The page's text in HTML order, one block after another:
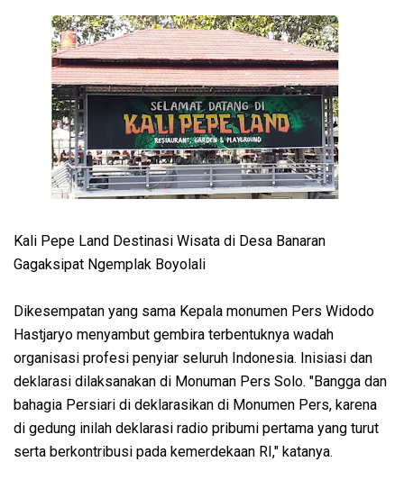
Kali Pepe Land Destinasi Wisata di Desa Banaran
Gagaksipat Ngemplak Boyolali
Dikesempatan yang sama Kepala monumen Pers Widodo
Hastjaryo menyambut gembira terbentuknya wadah
organisasi profesi penyiar seluruh Indonesia. Inisiasi dan
deklarasi dilaksanakan di Monuman Pers Solo. "Bangga dan
bahagia Persiari di deklarasikan di Monumen Pers, karena
di gedung inilah deklarasi radio pribumi pertama yang turut
serta berkontribusi pada kemerdekaan RI," katanya.